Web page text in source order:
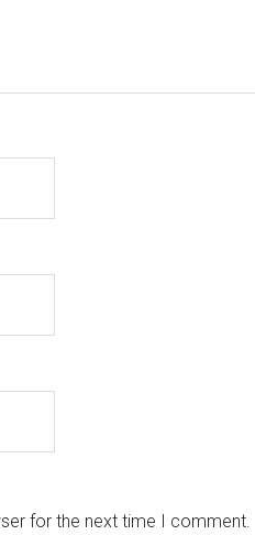
for the next time I comment.